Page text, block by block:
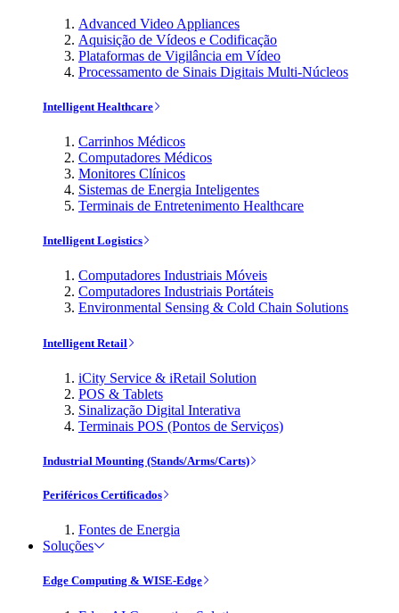
Advanced Video Appliances
Aquisição de Vídeos e Codificação
Plataformas de Vigilância em Vídeo
Processamento de Sinais Digitais Multi-Núcleos
Intelligent Healthcare
Carrinhos Médicos
Computadores Médicos
Monitores Clínicos
Sistemas de Energia Inteligentes
Terminais de Entretenimento Healthcare
Intelligent Logistics
Computadores Industriais Móveis
Computadores Industriais Portáteis
Environmental Sensing & Cold Chain Solutions
Intelligent Retail
iCity Service & iRetail Solution
POS & Tablets
Sinalização Digital Interativa
Terminais POS (Pontos de Serviços)
Industrial Mounting (Stands/Arms/Carts)
Periféricos Certificados
Fontes de Energia
Soluções
Edge Computing & WISE-Edge